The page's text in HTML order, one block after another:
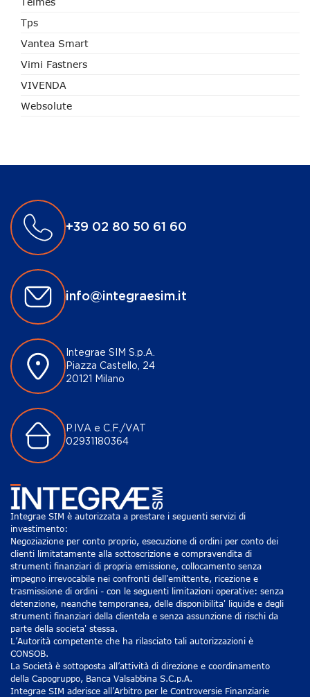
Tps
Vantea Smart
Vimi Fastners
VIVENDA
Websolute
+39 02 80 50 61 60
info@integraesim.it
Integrae SIM S.p.A.
Piazza Castello, 24
20121 Milano
P.IVA e C.F./VAT
02931180364
Integrae SIM è autorizzata a prestare i seguenti servizi di
investimento:
Negoziazione per conto proprio, esecuzione di ordini per conto dei
clienti limitatamente alla sottoscrizione e compravendita di
strumenti finanziari di propria emissione, collocamento senza
impegno irrevocabile nei confronti dell'emittente, ricezione e
trasmissione di ordini - con le seguenti limitazioni operative: senza
detenzione, neanche temporanea, delle disponibilita' liquide e degli
strumenti finanziari della clientela e senza assunzione di rischi da
parte della societa' stessa.
L’Autorità competente che ha rilasciato tali autorizzazioni è
CONSOB.
La Società è sottoposta all’attività di direzione e coordinamento
della Capogruppo, Banca Valsabbina S.C.p.A.
Integrae SIM aderisce all’Arbitro per le Controversie Finanziarie